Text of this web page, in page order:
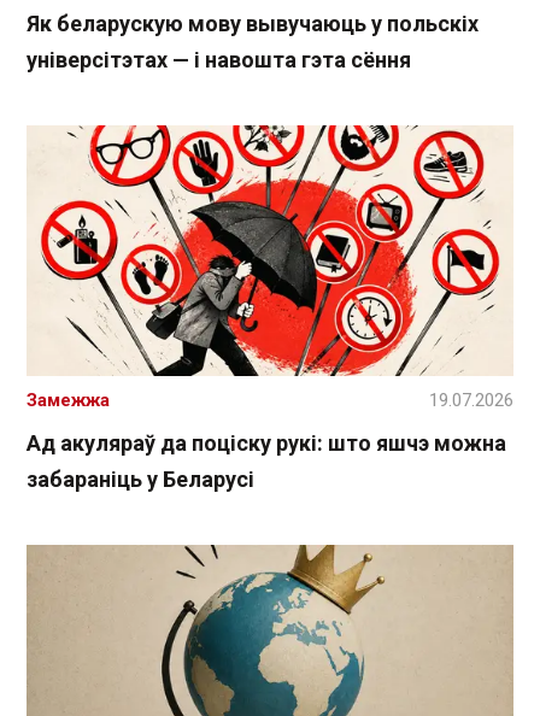
Як беларускую мову вывучаюць у польскіх
універсітэтах — і навошта гэта сёння
Ад акуляраў да поціску рукі: што яшчэ можна
забараніць у Беларусі
Замежжа 19.07.2026